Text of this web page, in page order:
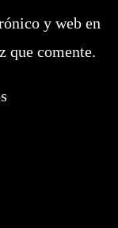
y web en
que comente.